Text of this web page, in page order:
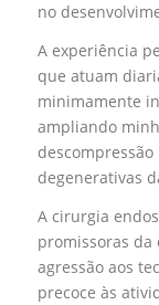
no
A experiência
que atuam
minimamente
ampliando
degenerativas
A cirurgia
promissoras
agressão aos
precoce às